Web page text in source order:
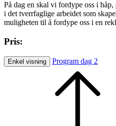
På dag en skal vi fordype oss i
i det tverrfaglige arbeidet som
muligheten til å fordype oss i en
Pris:
Enkel visning Program dag 2